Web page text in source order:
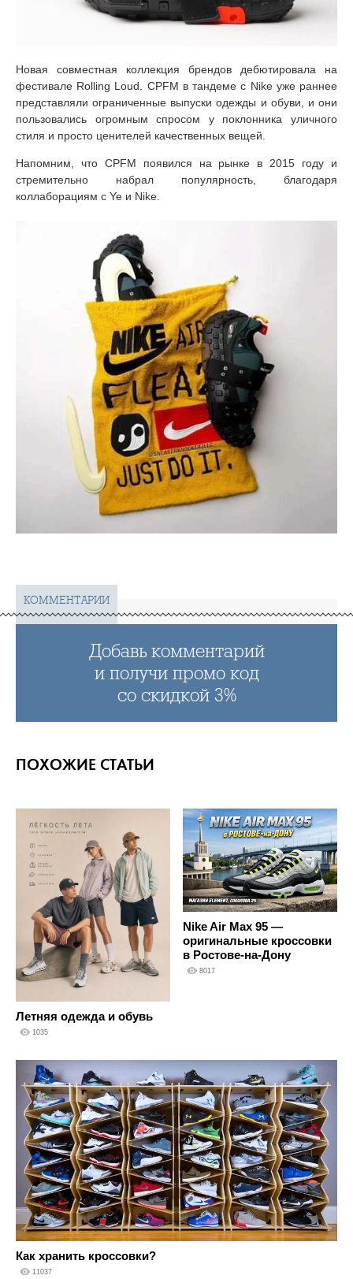
Новая совместная коллекция брендов дебютировала на
фестивале Rolling Loud. CPFM в тандеме с Nike уже раннее
представляли ограниченные выпуски одежды и обуви, и они
пользовались огромным спросом у поклонника уличного
стиля и просто ценителей качественных вещей.
Напомним, что CPFM появился на рынке в 2015 году и
стремительно набрал популярность, благодаря
коллаборациям с Ye и Nike.
КОММЕНТАРИИ
Добавь комментарий
и получи промо код
со скидкой 3%
ПОХОЖИЕ СТАТЬИ
Летняя одежда и обувь
1035
Nike Air Max 95 —
оригинальные кроссовки
в Ростове-на-Дону
8017
Как хранить кроссовки?
11037